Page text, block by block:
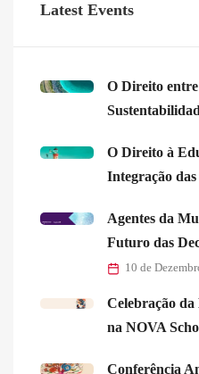
Latest Events
O Direito
O Direito à
Integração
Agentes da
Futuro das
10 de
Celebração
na NOVA
Conferência